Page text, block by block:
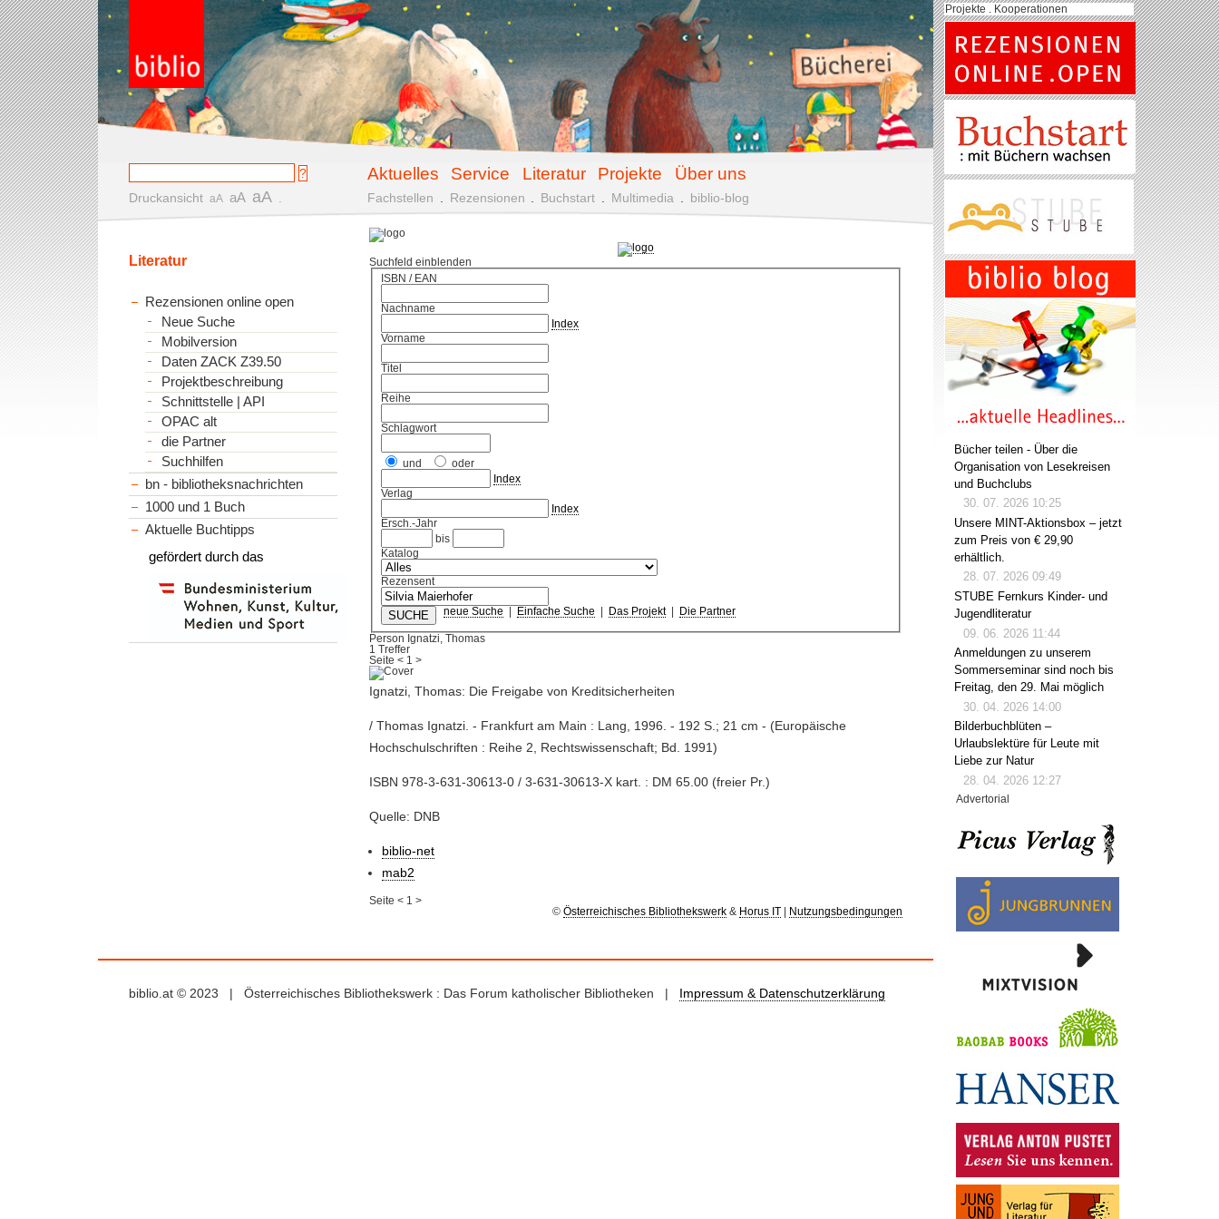
Aktuelles Service Literatur Projekte Über uns
Druckansicht aA aA aA Fachstellen Rezensionen Buchstart Multimedia biblio-blog
Suchfeld einblenden
ISBN / EAN
Nachname
Index
Vorname
Titel
Reihe
Schlagwort
und
oder
Index
Verlag
Index
Ersch.-Jahr
bis
Katalog
Rezensent
neue Suche Einfache Suche Das Projekt| Die Partner
Person Ignatzi, Thomas
1 Treffer
Seite< 1 >
Ignatzi, Thomas: Die Freigabe von Kreditsicherheiten
/ Thomas Ignatzi. - Frankfurt am Main : Lang, 1996. - 192 S.; 21 cm - (Europäische
Hochschulschriften : Reihe 2, Rechtswissenschaft; Bd. 1991)
ISBN 978-3-631-30613-0 / 3-631-30613-X kart. : DM 65.00 (freier Pr.)
Quelle: DNB
biblio-net
mab2
Seite< 1 >
© Österreichisches Bibliothekswerk& Horus IT Nutzungsbedingungen
Literatur
Rezensionen online open
Neue Suche
Mobilversion
Daten ZACK Z39.50
Projektbeschreibung
Schnittstelle | API
OPAC alt
die Partner
Suchhilfen
bn - bibliotheksnachrichten
1000 und 1 Buch
Aktuelle Buchtipps
gefördert durch das
biblio.at © 2023 | Österreichisches Bibliothekswerk : Das Forum katholischer Bibliotheken | Impressum & Datenschutzerklärung
Projekte . Kooperationen
Bücher teilen - Über die
Organisation von Lesekreisen
und Buchclubs
30. 07. 2026 10:25
Unsere MINT-Aktionsbox – jetzt
zum Preis von € 29,90
erhältlich.
28. 07. 2026 09:49
STUBE Fernkurs Kinder- und
Jugendliteratur
09. 06. 2026 11:44
Anmeldungen zu unserem
Sommerseminar sind noch bis
Freitag, den 29. Mai möglich
30. 04. 2026 14:00
Bilderbuchblüten –
Urlaubslektüre für Leute mit
Liebe zur Natur
28. 04. 2026 12:27
Advertorial